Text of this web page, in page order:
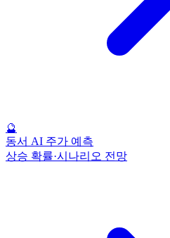
🔮
동서 AI 주가 예측
상승 확률·시나리오 전망